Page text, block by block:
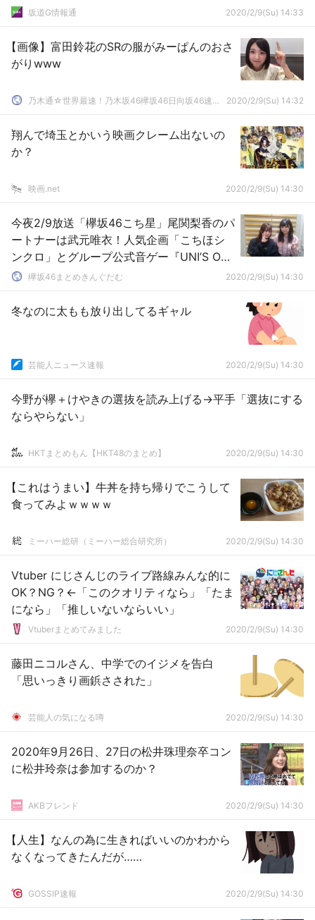
坂道G情報通 2020/2/9(Su) 14:33
【画像】富田鈴花のSRの服がみーぱんのおさ
がりwww
乃木通☆世界最速！乃木坂46欅坂46日向坂46速報まとめ 2020/2/9(Su) 14:32
翔んで埼玉とかいう映画クレーム出ないの
か？
映画.net 2020/2/9(Su) 14:30
今夜2/9放送「欅坂46こち星」尾関梨香のパ
ートナーは武元唯衣！人気企画「こちほシ
ンクロ」とグループ公式音ゲー『UNI’S ON
AIR』コラボ企画「欅メモリーソングリクエ
欅坂46まとめきんぐだむ 2020/2/9(Su) 14:30
冬なのに太もも放り出してるギャル
芸能人ニュース速報 2020/2/9(Su) 14:30
今野が欅＋けやきの選抜を読み上げる→平手「選抜にする
ならやらない」
HKTまとめもん【HKT48のまとめ】 2020/2/9(Su) 14:30
【これはうまい】牛丼を持ち帰りでこうして
食ってみよｗｗｗｗ
ミーハー総研（ミーハー総合研究所） 2020/2/9(Su) 14:30
Vtuber にじさんじのライブ路線みんな的に
OK？NG？←「このクオリティなら」「たま
になら」「推しいないならいい」
Vtuberまとめてみました 2020/2/9(Su) 14:30
藤田ニコルさん、中学でのイジメを告白
「思いっきり画鋲さされた」
芸能人の気になる噂 2020/2/9(Su) 14:30
2020年9月26日、27日の松井珠理奈卒コン
に松井玲奈は参加するのか？
AKBフレンド 2020/2/9(Su) 14:30
【人生】なんの為に生きればいいのかわから
なくなってきたんだが……
GOSSIP速報 2020/2/9(Su) 14:30